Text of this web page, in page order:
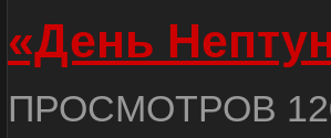
«День
ПРОСМОТРОВ